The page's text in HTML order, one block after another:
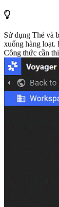
Sử dụng Thẻ và
xuống hàng loạt.
Công thức cần